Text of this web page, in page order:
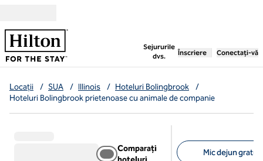
Sejururile
dvs.
, deschide o filă nouă
Înscriere Conectați-vă
Locații / SUA / Illinois / Hoteluri Bolingbrook
/
Hoteluri Bolingbrook prietenoase cu animale de companie
Comparați
Mic dejun